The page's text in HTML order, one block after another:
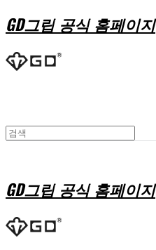
GD그립 공식 홈페이지
GD그립 공식 홈페이지